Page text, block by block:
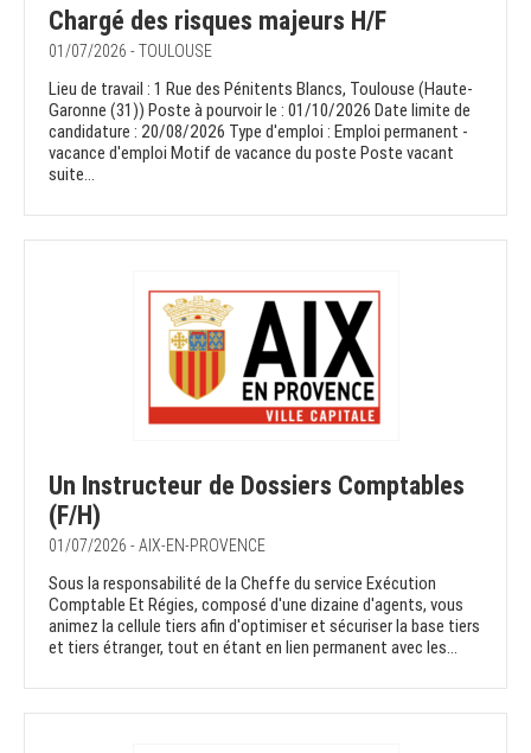
Chargé des risques majeurs H/F
01/07/2026 - TOULOUSE
Lieu de travail : 1 Rue des Pénitents Blancs, Toulouse (Haute-
Garonne (31)) Poste à pourvoir le : 01/10/2026 Date limite de
candidature : 20/08/2026 Type d'emploi : Emploi permanent -
vacance d'emploi Motif de vacance du poste Poste vacant
suite...
Un Instructeur de Dossiers Comptables
(F/H)
01/07/2026 - AIX-EN-PROVENCE
Sous la responsabilité de la Cheffe du service Exécution
Comptable Et Régies, composé d'une dizaine d'agents, vous
animez la cellule tiers afin d'optimiser et sécuriser la base tiers
et tiers étranger, tout en étant en lien permanent avec les...